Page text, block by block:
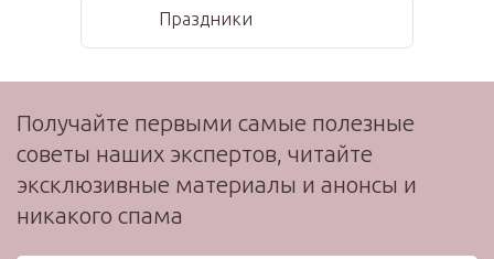
Праздники
Получайте первыми самые полезные
советы наших экспертов, читайте
эксклюзивные материалы и анонсы и
никакого спама